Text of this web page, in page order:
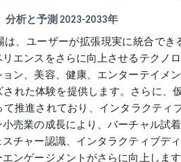
分析と予測 2023-2033年
は、ユーザーが拡張現実に統合で
エンスをさらに向上させるテクノ
ン、美容、健康、エンターテイメ
れた体験を提供します。さらに、
て推進されており、インタラクテ
売業の成長により、バーチャル試
チャー認識、インタラクティブデ
ンゲージメントがさらに向上しま